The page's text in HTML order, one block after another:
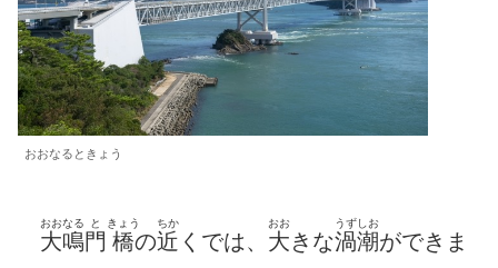
おおなるときょう
大鳴
おおなる
門
と
橋
きょう
の近
ちか
くでは、 大
おお
きな渦潮
うずしお
ができま